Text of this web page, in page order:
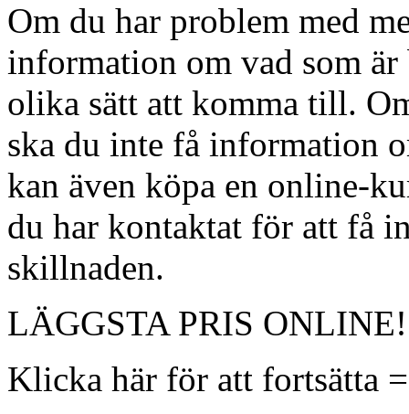
Om du har problem med
information om vad som
olika sätt att komma till.
ska du inte få information
kan även köpa en online-
du har kontaktat för att få
skillnaden.
LÄGGSTA PRIS
Klicka här för att fortsätta